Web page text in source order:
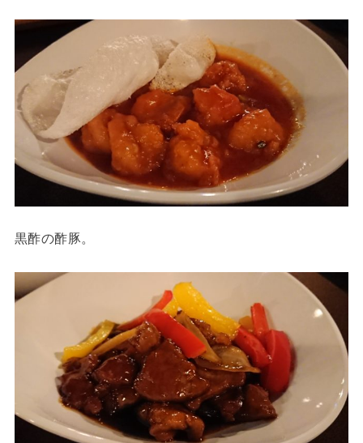
黒酢の酢豚。